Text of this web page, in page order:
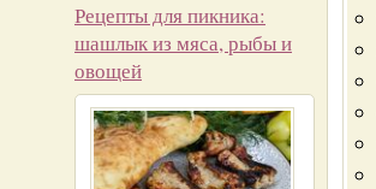
Рецепты для пикника:
шашлык из мяса, рыбы и
овощей